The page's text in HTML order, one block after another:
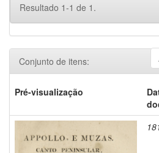
Resultado 1-1 de 1.
Conjunto de itens:
Pré-visualização